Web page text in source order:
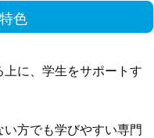
色
に、学生をサポートす
方でも学びやすい専門